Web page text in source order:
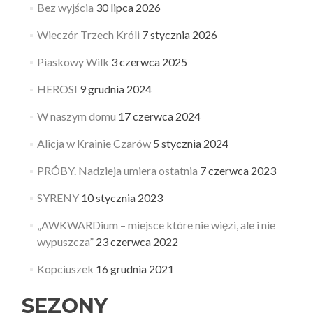
Bez wyjścia 30 lipca 2026
Wieczór Trzech Króli 7 stycznia 2026
Piaskowy Wilk 3 czerwca 2025
HEROSI 9 grudnia 2024
W naszym domu 17 czerwca 2024
Alicja w Krainie Czarów 5 stycznia 2024
PRÓBY. Nadzieja umiera ostatnia 7 czerwca 2023
SYRENY 10 stycznia 2023
„AWKWARDium – miejsce które nie więzi, ale i nie
wypuszcza” 23 czerwca 2022
Kopciuszek 16 grudnia 2021
SEZONY